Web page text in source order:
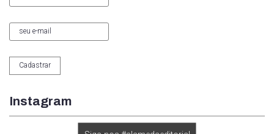
Instagram